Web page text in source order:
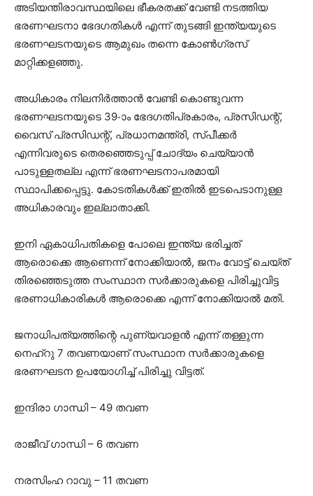
അടിയന്തിരാവസ്ഥയിലെ ഭീകരതക്ക്‌ വേണ്ടി നടത്തിയ
ഭരണഘടനാ ഭേദഗതികൾ എന്ന് തുടങ്ങി ഇന്ത്യയുടെ
ഭരണഘടനയുടെ ആമുഖം തന്നെ കോൺഗ്രസ്‌
മാറ്റിക്കളഞ്ഞു.
അധികാരം നിലനിർത്താൻ വേണ്ടി കൊണ്ടുവന്ന
ഭരണഘടനയുടെ 39-ാം ഭേദഗതിപ്രകാരം, പ്രസിഡന്റ്,
വൈസ് പ്രസിഡന്റ്, പ്രധാനമന്ത്രി, സ്പീക്കര്‍
എന്നിവരുടെ തെരഞ്ഞെടുപ്പ് ചോദ്യം ചെയ്യാന്‍
പാടുള്ളതല്ല എന്ന് ഭരണഘടനാപരമായി
സ്ഥാപിക്കപ്പെട്ടു. കോടതികള്‍ക്ക് ഇതില്‍ ഇടപെടാനുള്ള
അധികാരവും ഇല്ലാതാക്കി.
ഇനി ഏകാധിപതികളെ പോലെ ഇന്ത്യ ഭരിച്ചത്
ആരൊക്കെ ആണെന്ന് നോക്കിയാൽ, ജനം വോട്ട് ചെയ്ത്
തിരഞ്ഞെടുത്ത സംസ്ഥാന സർക്കാരുകളെ പിരിച്ചുവിട്ട
ഭരണാധികാരികൾ ആരൊക്കെ എന്ന് നോക്കിയാൽ മതി.
ജനാധിപത്യത്തിന്റെ പുണ്യവാളൻ എന്ന് തള്ളുന്ന
നെഹ്‌റു 7 തവണയാണ് സംസ്ഥാന സർക്കാരുകളെ
ഭരണഘടന ഉപയോഗിച്ച് പിരിച്ചു വിട്ടത്.
ഇന്ദിരാ ഗാന്ധി – 49 തവണ
രാജീവ്‌ ഗാന്ധി – 6 തവണ
നരസിംഹ റാവു – 11 തവണ